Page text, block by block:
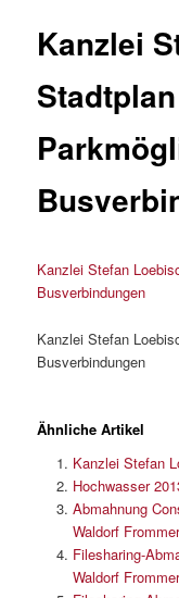
Kanzlei
Kanzlei Stefan
Busverbindungen
Kanzlei Stefan
Busverbindungen
Ähnliche Artikel
Kanzlei Stefan
Hochwasser
Abmahnung
Waldorf Frommer
Filesharing-
Waldorf